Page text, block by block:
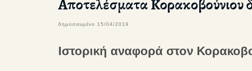
Αποτελέσματα Κορακοβούνιου
δημοσιευμένο 15/04/2019
Ιστορική αναφορά στον